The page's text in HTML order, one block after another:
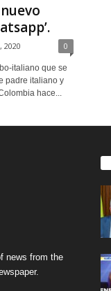
2020 0
italiano que se
padre italiano y
hace...
news from the